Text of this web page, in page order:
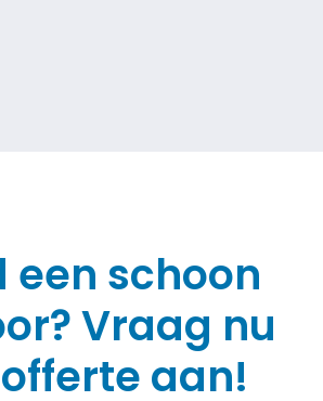
een schoon
Vraag nu
aan!